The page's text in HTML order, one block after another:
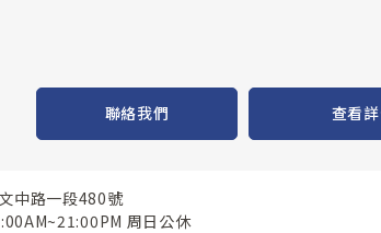
聯絡我們 查看
中路一段480號
周日公休